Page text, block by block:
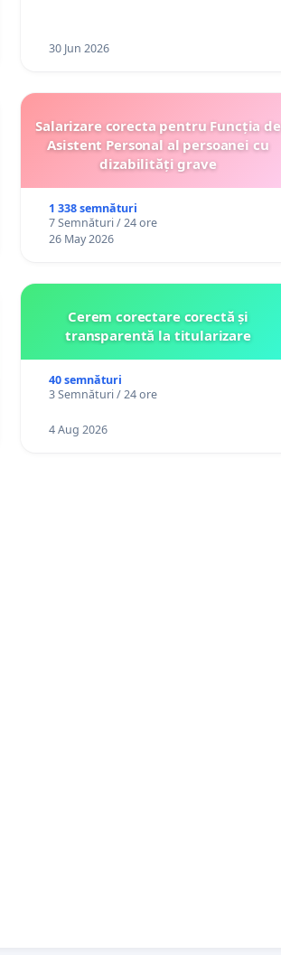
30 Jun 2026
Salarizare corecta pentru Funcția de
Asistent Personal al persoanei cu
dizabilități grave
1 338 semnături
7 Semnături / 24 ore
26 May 2026
Cerem corectare corectă și
transparentă la titularizare
40 semnături
3 Semnături / 24 ore
4 Aug 2026